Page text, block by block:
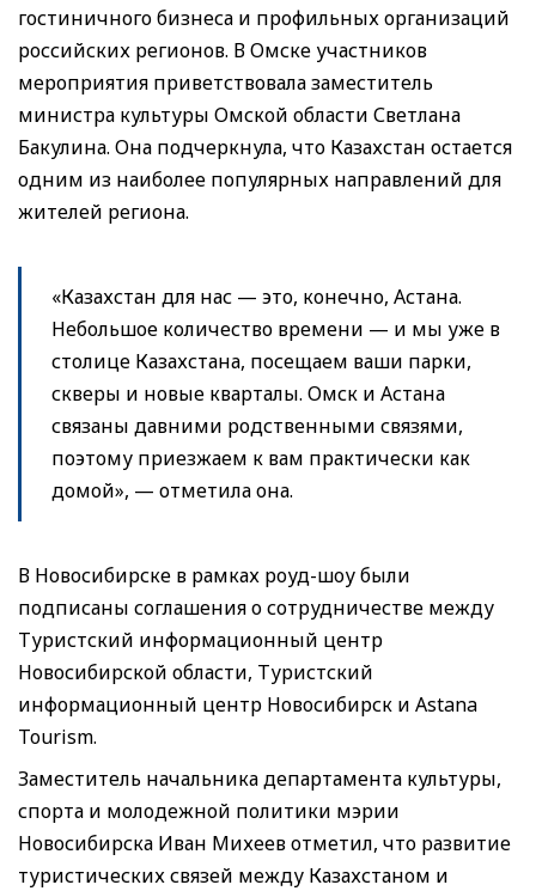
гостиничного бизнеса и профильных организаций
российских регионов. В Омске участников
мероприятия приветствовала заместитель
министра культуры Омской области Светлана
Бакулина. Она подчеркнула, что Казахстан остается
одним из наиболее популярных направлений для
жителей региона.
«Казахстан для нас — это, конечно, Астана.
Небольшое количество времени — и мы уже в
столице Казахстана, посещаем ваши парки,
скверы и новые кварталы. Омск и Астана
связаны давними родственными связями,
поэтому приезжаем к вам практически как
домой», — отметила она.
В Новосибирске в рамках роуд-шоу были
подписаны соглашения о сотрудничестве между
Туристский информационный центр
Новосибирской области, Туристский
информационный центр Новосибирск и Astana
Tourism.
Заместитель начальника департамента культуры,
спорта и молодежной политики мэрии
Новосибирска Иван Михеев отметил, что развитие
туристических связей между Казахстаном и